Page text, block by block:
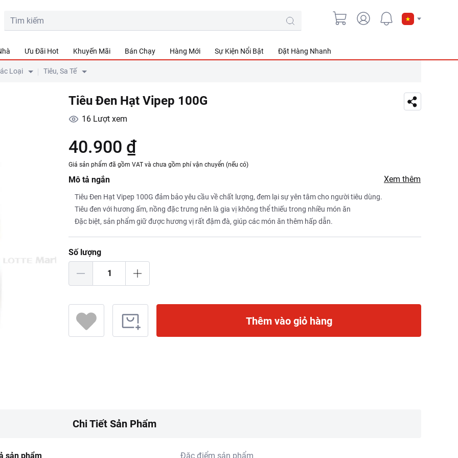
Ưu Đãi Hot Khuyến Mãi Bán Chạy Hàng Mới Sự Kiện Nổi Bật Đặt Hàng Nhanh
Loại Tiêu, Sa Tế
Tiêu Đen Hạt Vipep 100G
16 Lượt xem
40.900 ₫
Giá sản phẩm đã gồm VAT và chưa gồm phí vận chuyển (nếu có)
Mô tả ngắn Xem thêm
Tiêu Đen Hạt Vipep 100G đảm bảo yêu cầu về chất lượng, đem lại sự yên tâm cho người tiêu dùng.
Tiêu đen với hương ấm, nồng đặc trưng nên là gia vị không thể thiếu trong nhiều món ăn
Đặc biệt, sản phẩm giữ được hương vị rất đậm đà, giúp các món ăn thêm hấp dẫn.
Số lượng
Thêm vào giỏ hàng
Chi Tiết Sản Phẩm
sản phẩm Đặc điểm sản phẩm